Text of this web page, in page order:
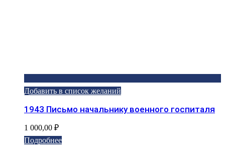
Добавить в список желаний
1943 Письмо начальнику военного госпиталя
1 000,00 ₽
Подробнее